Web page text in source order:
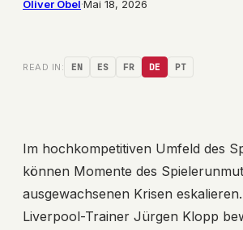
Oliver Obel·Mai 18, 2026
READ IN: EN ES FR DE PT
Im hochkompetitiven Umfeld des
können Momente des
ausgewachsenen Krisen
Liverpool-Trainer Jürgen Klopp